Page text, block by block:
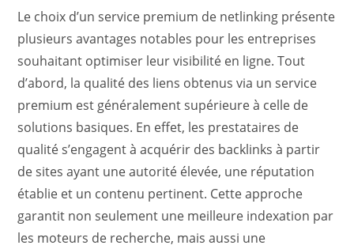
Le choix d’un service premium de netlinking présente
plusieurs avantages notables pour les entreprises
souhaitant optimiser leur visibilité en ligne. Tout
d’abord, la qualité des liens obtenus via un service
premium est généralement supérieure à celle de
solutions basiques. En effet, les prestataires de
qualité s’engagent à acquérir des backlinks à partir
de sites ayant une autorité élevée, une réputation
établie et un contenu pertinent. Cette approche
garantit non seulement une meilleure indexation par
les moteurs de recherche, mais aussi une